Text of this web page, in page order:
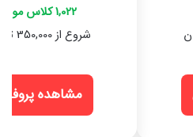
1,022 کلاس موفق
شروع از 350,000 تومان
مشاهده